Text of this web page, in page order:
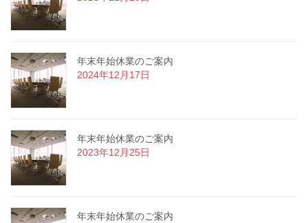
年末年始休業のご案内
2024年12月17日
年末年始休業のご案内
2023年12月25日
年末年始休業のご案内